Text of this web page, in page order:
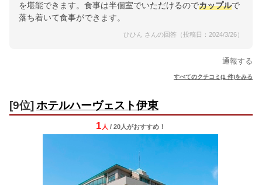
を堪能できます。食事は半個室でいただけるのでカップルで
落ち着いて食事ができます。
ひひん さんの回答（投稿日：2024/3/26）
通報する
すべてのクチコミ(1 件)をみる
[9位] ホテルハーヴェスト伊東
1 人 / 20人がおすすめ！